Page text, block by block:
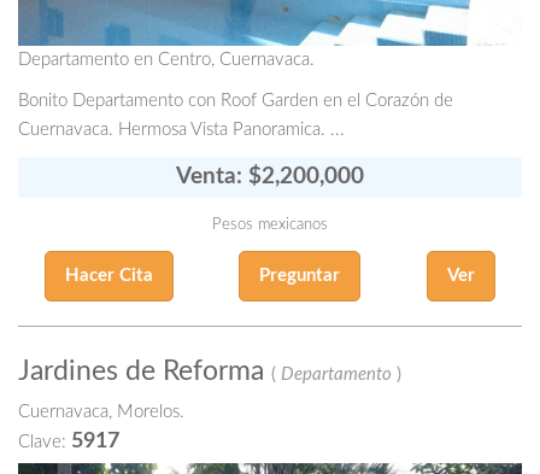
Departamento en Centro, Cuernavaca.
Bonito Departamento con Roof Garden en el Corazón de
Cuernavaca. Hermosa Vista Panoramica. ...
Venta: $2,200,000
Pesos mexicanos
Hacer Cita Preguntar Ver
Jardines de Reforma ( Departamento )
Cuernavaca, Morelos.
Clave: 5917